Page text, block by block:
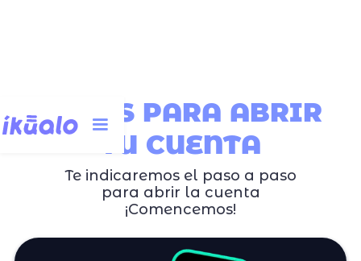
PASOS PARA ABRIR
TU CUENTA
Te indicaremos el paso a paso
para abrir la cuenta
¡Comencemos!